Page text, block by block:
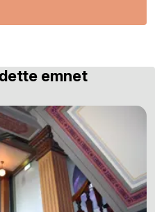
emnet